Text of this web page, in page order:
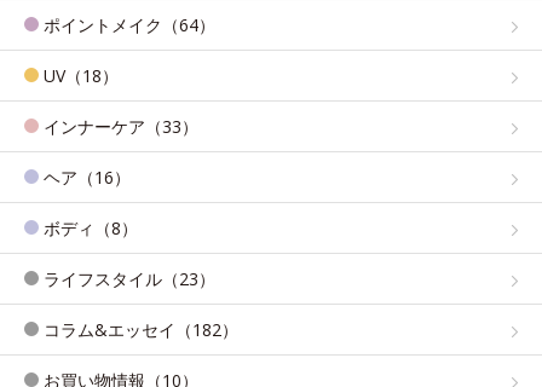
ポイントメイク（64）
UV（18）
インナーケア（33）
ヘア（16）
ボディ（8）
ライフスタイル（23）
コラム&エッセイ（182）
お買い物情報（10）